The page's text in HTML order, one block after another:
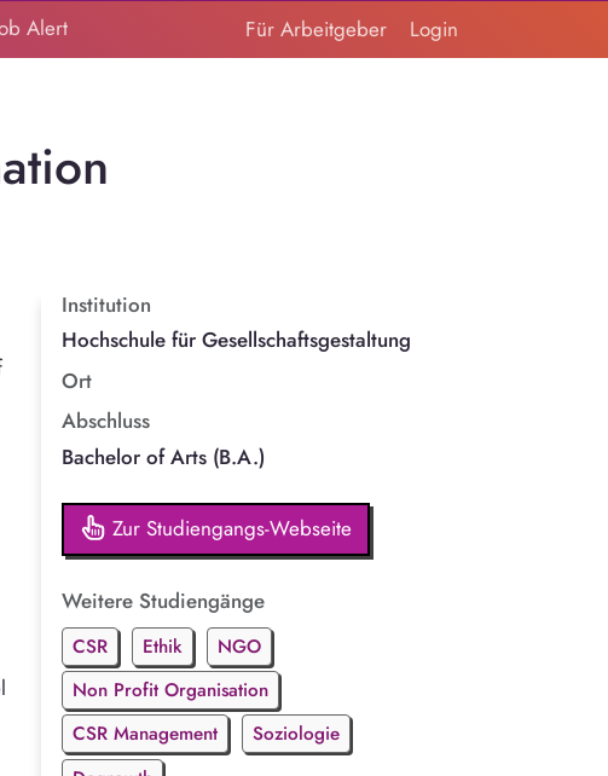
Alert Für Arbeitgeber Login
Institution
Hochschule für Gesellschaftsgestaltung
Ort
Abschluss
Bachelor of Arts (B.A.)
Zur Studiengangs-Webseite
Weitere Studiengänge
CSR Ethik
NGO
Non Profit Organisation
CSR Management
Soziologie